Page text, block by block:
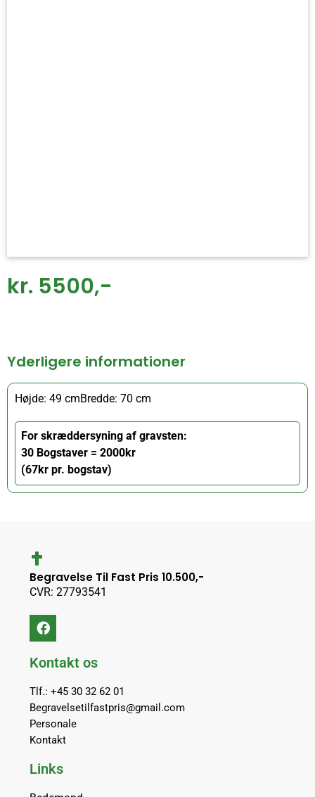
kr. 5500,-
Yderligere informationer
Højde: 49 cmBredde: 70 cm
For skræddersyning af gravsten:
30 Bogstaver = 2000kr
(67kr pr. bogstav)
Begravelse Til Fast Pris 10.500,-
CVR: 27793541
Kontakt os
Tlf.: +45 30 32 62 01
Begravelsetilfastpris@gmail.com
Personale
Kontakt
Links